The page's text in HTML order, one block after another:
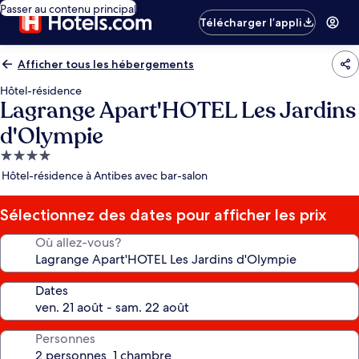
Passer au contenu principal
Télécharger l’appli
Afficher tous les hébergements
Hôtel-résidence
Lagrange Apart'HOTEL Les Jardins
d'Olympie
Hébergement
4.0 étoiles
Hôtel-résidence à Antibes avec bar-salon
Sélectionnez des dates pour afficher les prix
Où allez-vous?
Dates
Personnes